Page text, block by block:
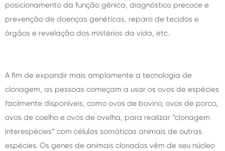
posicionamento da função gênica, diagnóstico precoce e
prevenção de doenças genéticas, reparo de tecidos e
órgãos e revelação dos mistérios da vida, etc.
A fim de expandir mais amplamente a tecnologia de
clonagem, as pessoas começam a usar os ovos de espécies
facilmente disponíveis, como ovos de bovino, ovos de porco,
ovos de coelho e ovos de ovelha, para realizar “clonagem
interespécies” com células somáticas animais de outras
espécies. Os genes de animais clonados vêm de seu núcleo